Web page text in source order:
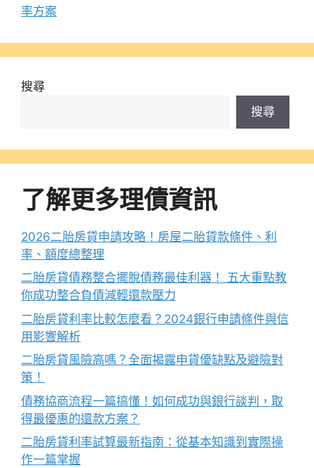
率方案
搜尋
搜尋
了解更多理債資訊
2026二胎房貸申請攻略！房屋二胎貸款條件、利
率、額度總整理
二胎房貸債務整合擺脫債務最佳利器！ 五大重點教
你成功整合負債減輕還款壓力
二胎房貸利率比較怎麼看？2024銀行申請條件與信
用影響解析
二胎房貸風險高嗎？全面揭露申貸優缺點及避險對
策！
債務協商流程一篇搞懂！如何成功與銀行談判，取
得最優惠的還款方案？
二胎房貸利率試算最新指南：從基本知識到實際操
作一篇掌握